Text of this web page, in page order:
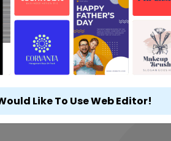
Like To Use Web Editor!